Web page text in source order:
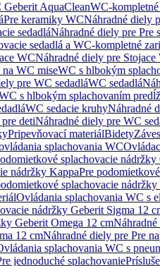
Geberit AquaCleanWC-kompletné
Pre keramiky WCNáhradné diely
sedadláNáhradné diely pre Pre
sedadlá a WC-kompletné
WCNáhradné diely pre Stojace
na WC miseWC s hlbokým
pre WC sedadláWC sedadlá
s hlbokým splachovaním
WC sedacie kruhyNáhradné
detiNáhradné diely pre WC
Pripevňovací materiálBidety
splachovania WC
splachovacie nádržky
nádržky KappaPre
splachovacie
Ovládania splachovania WC s
nádržky Geberit Sigma 12
Geberit Omega 12 cm
12 cmNáhradné diely pre Pre
splachovania WC s
jednoduché splachovanie